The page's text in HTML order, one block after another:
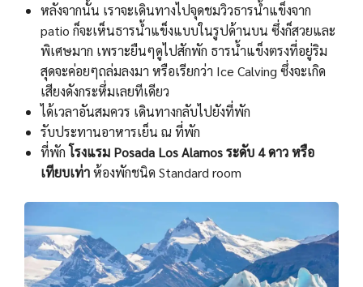
หลังจากนั้น เราจะเดินทางไปจุดชมวิวธารน้ำแข็งจาก
patio ก็จะเห็นธารน้ำแข็งแบบในรูปด้านบน ซึ่งก็สวยและ
พิเศษมาก เพราะยืนๆดูไปสักพัก ธารน้ำแข็งตรงที่อยู่ริม
สุดจะค่อยๆถล่มลงมา หรือเรียกว่า Ice Calving ซึ่งจะเกิด
เสียงดังกระหึ่มเลยทีเดียว
ได้เวลาอันสมควร เดินทางกลับไปยังที่พัก
รับประทานอาหารเย็น ณ ที่พัก
ที่พัก โรงแรม Posada Los Alamos ระดับ 4 ดาว หรือ
เทียบเท่าห้องพักชนิด Standard room